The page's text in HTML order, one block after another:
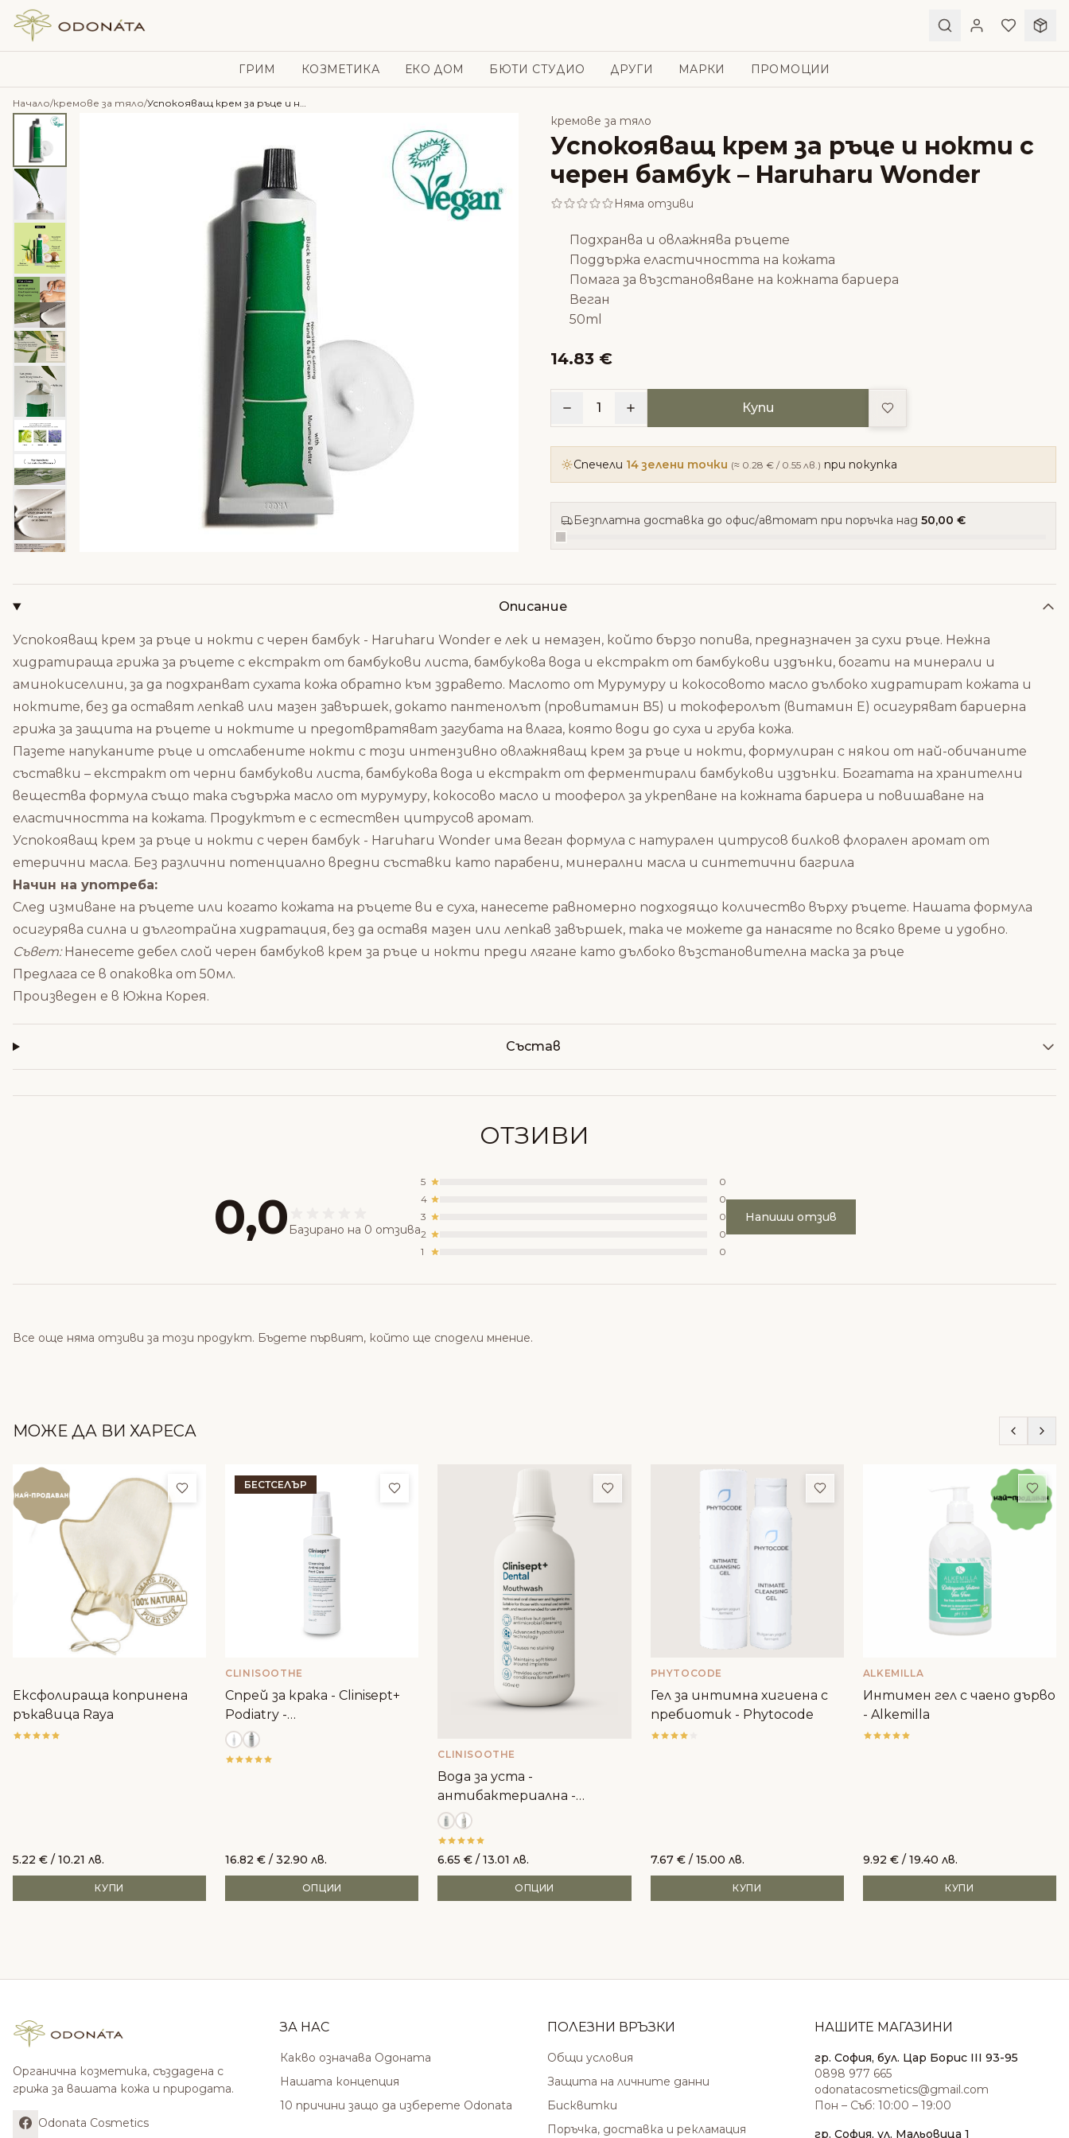
Skip to content
ГРИМ КОЗМЕТИКА ЕКО ДОМ БЮТИ СТУДИО ДРУГИ МАРКИ ПРОМОЦИИ
Начало/кремове за тяло/ Успокояващ крем за ръце и нокти с черен бамбук – Haruharu Wonder
кремове за тяло
Успокояващ крем за ръце и нокти с
черен бамбук – Haruharu Wonder
Няма отзиви
Подхранва и овлажнява ръцете
Поддържа еластичността на кожата
Помага за възстановяване на кожната бариера
Веган
50ml
14.83 €
1 Купи Добави в любими
Спечели 14 зелени точки (≈ 0.28 € / 0.55 лв.) при покупка
Безплатна доставка до офис/автомат при поръчка над 50,00 €
Описание
Успокояващ крем за ръце и нокти с черен бамбук - Haruharu Wonder е лек и немазен, който бързо попива, предназначен за сухи ръце. Нежна
хидратираща грижа за ръцете с екстракт от бамбукови листа, бамбукова вода и екстракт от бамбукови издънки, богати на минерали и
аминокиселини, за да подхранват сухата кожа обратно към здравето. Маслото от Мурумуру и кокосовото масло дълбоко хидратират кожата и
ноктите, без да оставят лепкав или мазен завършек, докато пантенолът (провитамин В5) и токоферолът (витамин Е) осигуряват бариерна
грижа за защита на ръцете и ноктите и предотвратяват загубата на влага, която води до суха и груба кожа.
Пазете напуканите ръце и отслабените нокти с този интензивно овлажняващ крем за ръце и нокти, формулиран с някои от най-обичаните
съставки – екстракт от черни бамбукови листа, бамбукова вода и екстракт от ферментирали бамбукови издънки. Богатата на хранителни
вещества формула също така съдържа масло от мурумуру, кокосово масло и тооферол за укрепване на кожната бариера и повишаване на
еластичността на кожата. Продуктът е с естествен цитрусов аромат.
Успокояващ крем за ръце и нокти с черен бамбук - Haruharu Wonder има веган формула с натурален цитрусов билков флорален аромат от
етерични масла. Без различни потенциално вредни съставки като парабени, минерални масла и синтетични багрила
Начин на употреба:
След измиване на ръцете или когато кожата на ръцете ви е суха, нанесете равномерно подходящо количество върху ръцете. Нашата формула
осигурява силна и дълготрайна хидратация, без да оставя мазен или лепкав завършек, така че можете да нанасяте по всяко време и удобно.
Съвет:Нанесете дебел слой черен бамбуков крем за ръце и нокти преди лягане като дълбоко възстановителна маска за ръце
Предлага се в опаковка от 50мл.
Произведен е в Южна Корея.
Състав
ОТЗИВИ
0,0 Базирано на 0 отзива
5
0
4
0
3
0
2
0
1
0
Напиши отзив
Все още няма отзиви за този продукт. Бъдете първият, който ще сподели мнение.
МОЖЕ ДА ВИ ХАРЕСА
Добави в любими
Ексфолираща копринена
ръкавица Raya
5.22 € / 10.21 лв.
КУПИ
БЕСТСЕЛЪР Добави в любими
CLINISOOTHE
Спрей за крака - Clinisept+
Podiatry -
антибактериален
16.82€ / 32.90 лв.
ОПЦИИ
Добави в любими
CLINISOOTHE
Вода за уста -
антибактериална -
Clinisept+ Dental
6.65€ / 13.01 лв.
ОПЦИИ
Добави в любими
PHYTOCODE
Гел за интимна хигиена с
пребиотик - Phytocode
7.67 €/ 15.00 лв.
КУПИ
ALKEMILLA
Интимен гел с чаено дърво
- Alkemilla
9.92 €/ 19.40 лв.
КУПИ
Органична козметика, създадена с
грижа за вашата кожа и природата.
Odonata Cosmetics
ЗА НАС
Какво означава Одоната
Нашата концепция
10 причини защо да изберете Odonata
ПОЛЕЗНИ ВРЪЗКИ
Общи условия
Защита на личните данни
Бисквитки
Поръчка, доставка и рекламация
НАШИТЕ МАГАЗИНИ
гр. София, бул. Цар Борис III 93-95
0898 977 665
odonatacosmetics@gmail.com
Пон – Съб: 10:00 – 19:00
гр. София, ул. Мальовица 1